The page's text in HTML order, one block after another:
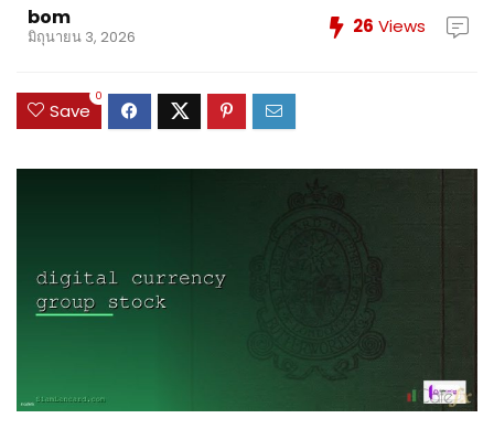
bom
มิถุนายน 3, 2026 26 Views
Save
0